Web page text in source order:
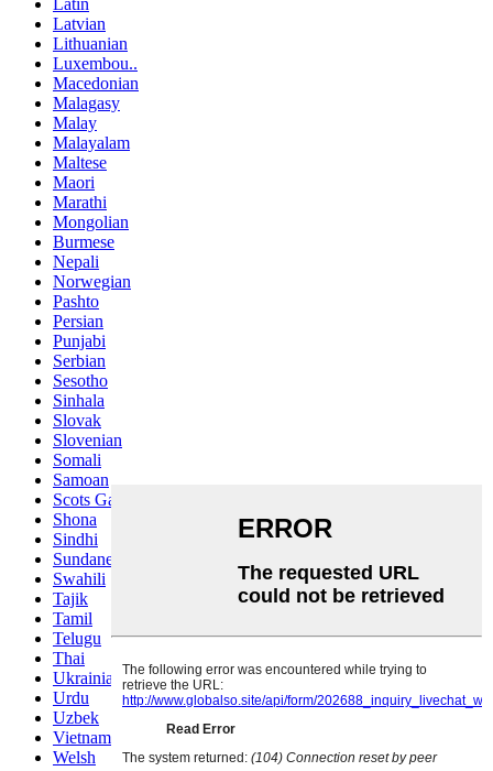
Latin
Latvian
Lithuanian
Luxembou..
Macedonian
Malagasy
Malay
Malayalam
Maltese
Maori
Marathi
Mongolian
Burmese
Nepali
Norwegian
Pashto
Persian
Punjabi
Serbian
Sesotho
Sinhala
Slovak
Slovenian
Somali
Samoan
Scots Gaelic
Shona
Sindhi
Sundanese
Swahili
Tajik
Tamil
Telugu
Thai
Ukrainian
Urdu
Uzbek
Vietnamese
Welsh